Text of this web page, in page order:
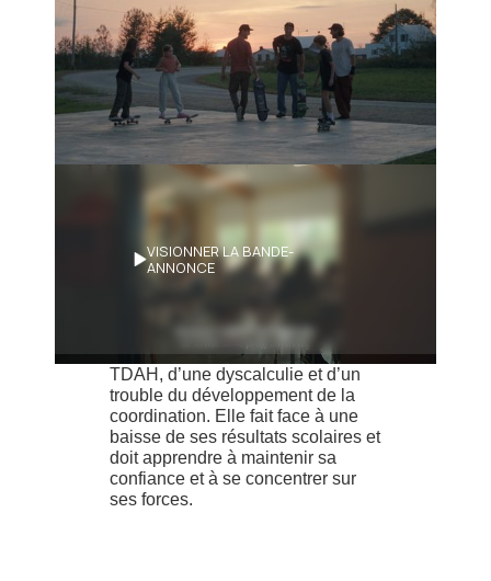
VISIONNER LA BANDE-
ANNONCE
Synopsis
Jeanne, 10 ans, neuroatypique
passionnée de skateboard et de
snowboard, est diagnostiquée
d’une dysorthographie, d’un
TDAH, d’une dyscalculie et d’un
trouble du développement de la
coordination. Elle fait face à une
baisse de ses résultats scolaires et
doit apprendre à maintenir sa
confiance et à se concentrer sur
ses forces.